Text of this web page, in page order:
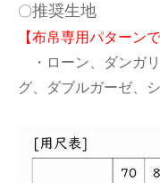
〇推奨生地
【布帛専用パターンで
・ローン、ダンガ
グ、ダブルガーゼ、